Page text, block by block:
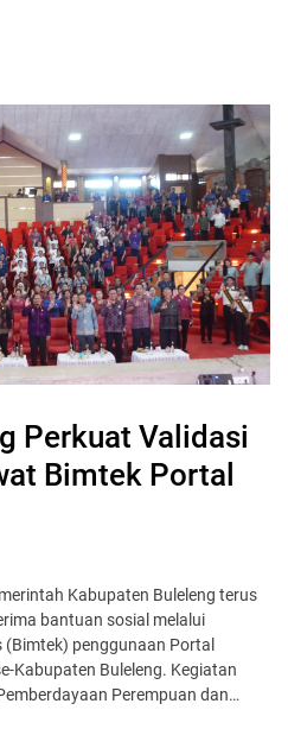
Perkuat Validasi
Bimtek Portal
Kabupaten Buleleng terus
bantuan sosial melalui
penggunaan Portal
Kabupaten Buleleng. Kegiatan
Perempuan dan…